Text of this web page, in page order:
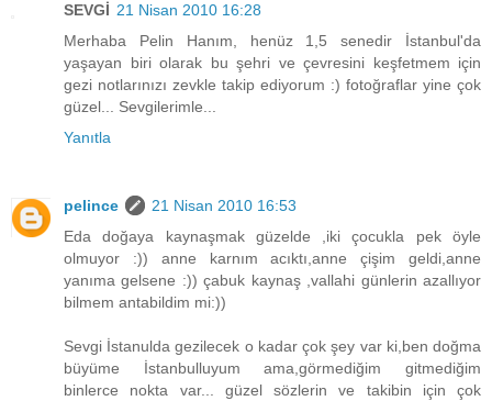
SEVGİ 21 Nisan 2010 16:28
Merhaba Pelin Hanım, henüz 1,5 senedir İstanbul'da
yaşayan biri olarak bu şehri ve çevresini keşfetmem için
gezi notlarınızı zevkle takip ediyorum :) fotoğraflar yine çok
güzel... Sevgilerimle...
Yanıtla
pelince
21 Nisan 2010 16:53
Eda doğaya kaynaşmak güzelde ,iki çocukla pek öyle
olmuyor :)) anne karnım acıktı,anne çişim geldi,anne
yanıma gelsene :)) çabuk kaynaş ,vallahi günlerin azallıyor
bilmem antabildim mi:))
Sevgi İstanulda gezilecek o kadar çok şey var ki,ben doğma
büyüme İstanbulluyum ama,görmediğim gitmediğim
binlerce nokta var... güzel sözlerin ve takibin için çok